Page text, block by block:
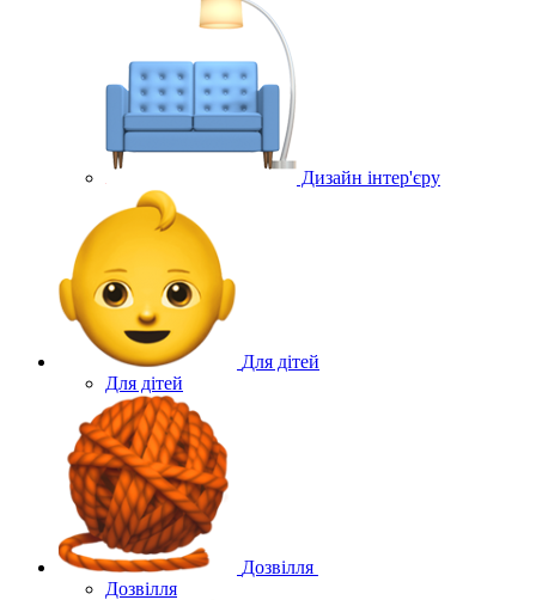
Дизайн інтер'єру
Для дітей
Для дітей
Дозвілля
Дозвілля